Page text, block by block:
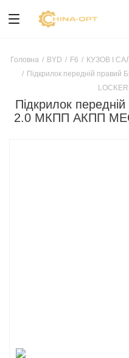
Головна / BYD / F6 / КУЗОВ І
/ Підкрилок передній
Підкрилок
2.0 МКПП АКПП